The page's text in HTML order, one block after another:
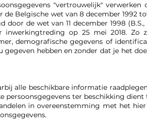
"vertrouwelijk" verwerken
Belgische wet van 8 december 1992
door de wet van 11 december 1998
inwerkingtreding op 25 mei 2018. Zo
demografische gegevens of
hebben en zonder dat je het
alle beschikbare informatie
persoonsgegevens ter beschikking dient
in overeenstemming met het